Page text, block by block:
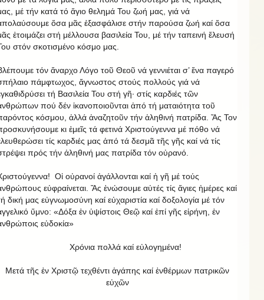
μέ τήν κατά τό ἅγιο θελημά Του ζωή μας, γιά νά
ὅσα μᾶς ἐξασφάλισε στήν παρούσα ζωή καί ὅσα
ἐτοιμάζει στή μέλλουσα βασιλεία Του, μέ τήν ταπεινή ἔλευσή
στόν σκοτισμένο κόσμο μας.
τόν ἄναρχο Λόγο τοῦ Θεοῦ νά γεννιέται σ’ ἕνα παγερό
πάμφτωχος, ἄγνωστος στούς πολλούς γιά νά
τή Βασιλεία Του στή γῆ· στίς καρδιές τῶν
πού δέν ἱκανοποιοῦνται ἀπό τή ματαιότητα τοῦ
κόσμου, ἀλλά ἀναζητοῦν τήν ἀληθινή πατρίδα. Ἄς Τον
κι ἐμεῖς τά φετινά Χριστούγεννα μέ πόθο νά
τίς καρδιές μας ἀπό τά δεσμᾶ τῆς γῆς καί νά τίς
πρός τήν ἀληθινή μας πατρίδα τόν οὐρανό.
Οἱ οὐρανοί ἀγάλλονται καί ἡ γῆ μέ τούς
εὐφραίνεται. Ἄς ἑνώσουμε αὐτές τίς ἅγιες ἡμέρες καί
δική μας εὐγνωμοσύνη καί εὐχαριστία καί δοξολογία μέ τόν
ὕμνο: «Δόξα ἐν ὑψίστοις Θεῷ καί ἐπί γῆς εἰρήνη, ἐν
εὐδοκία»
Χρόνια πολλά καί εὐλογημένα!
Μετά τῆς ἐν Χριστῷ τεχθέντι ἀγάπης καί ἐνθέρμων πατρικῶν
εὐχῶν